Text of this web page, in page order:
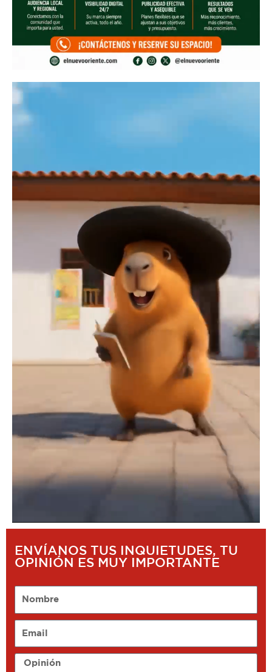
ENVÍANOS TUS INQUIETUDES, TU
OPINIÓN ES MUY IMPORTANTE
Opinión